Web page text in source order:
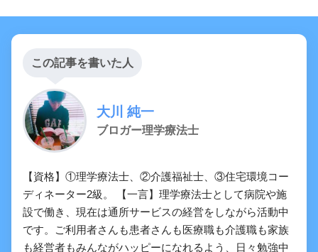
この記事を書いた人
大川 純一
ブロガー理学療法士
【資格】①理学療法士、②介護福祉士、③住宅環境コー
ディネーター2級。 【一言】理学療法士として病院や施
設で働き、現在は通所サービスの経営をしながら活動中
です。ご利用者さんも患者さんも医療職も介護職も家族
も経営者もみんながハッピーになれるよう、日々勉強中